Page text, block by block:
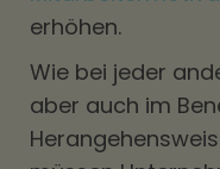
erhöhen.
Wie bei jeder
aber auch im